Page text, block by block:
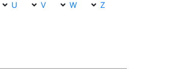
U V W Z